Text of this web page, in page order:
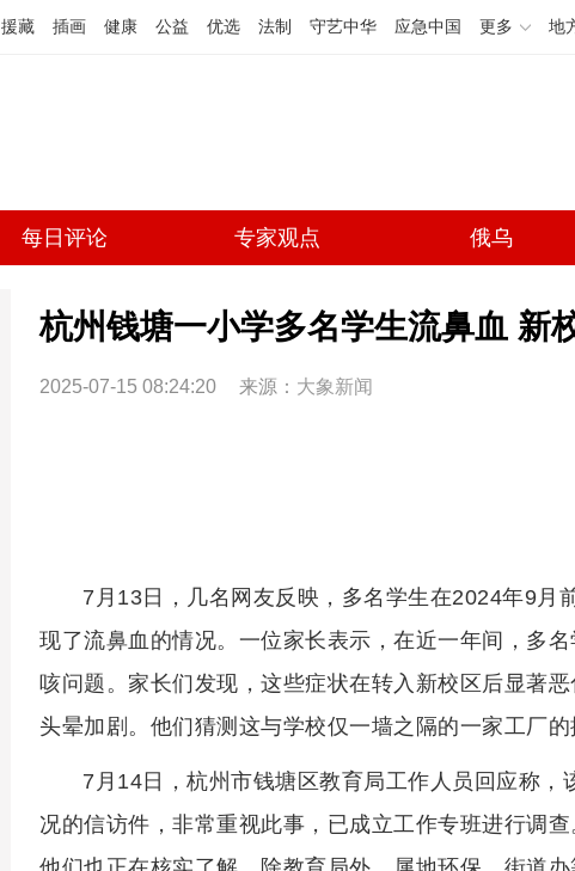
援藏 插画 健康 公益 优选 法制 守艺中华 应急中国 更多 地
每日评论 专家观点 俄乌
杭州钱塘一小学多名学生流鼻血 新
2025-07-15 08:24:20 来源： 大象新闻
7月13日，几名网友反映，多名学生在2024年9月
现了流鼻血的情况。一位家长表示，在近一年间，多
咳问题。家长们发现，这些症状在转入新校区后显著
头晕加剧。他们猜测这与学校仅一墙之隔的一家工厂的
7月14日，杭州市钱塘区教育局工作人员回应称
况的信访件，非常重视此事，已成立工作专班进行调